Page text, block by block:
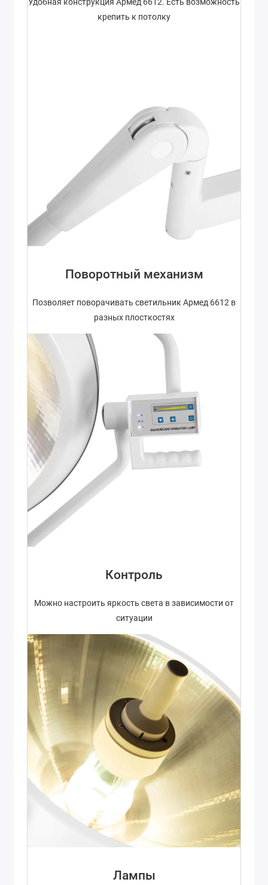
крепить к потолку
Поворотный механизм
Позволяет поворачивать светильник Армед 6612 в
разных плосткостях
Контроль
Можно настроить яркость света в зависимости от
ситуации
Лампы